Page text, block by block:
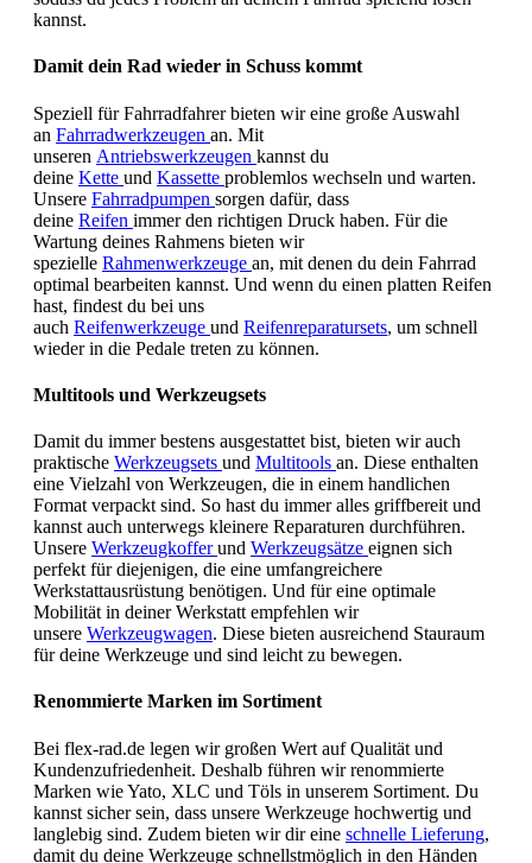
kannst.
Damit dein Rad wieder in Schuss kommt
Speziell für Fahrradfahrer bieten wir eine große Auswahl
an Fahrradwerkzeugen an. Mit
unseren Antriebswerkzeugen kannst du
deine Kette und Kassette problemlos wechseln und warten.
Unsere Fahrradpumpen sorgen dafür, dass
deine Reifen immer den richtigen Druck haben. Für die
Wartung deines Rahmens bieten wir
spezielle Rahmenwerkzeuge an, mit denen du dein Fahrrad
optimal bearbeiten kannst. Und wenn du einen platten Reifen
hast, findest du bei uns
auch Reifenwerkzeuge und Reifenreparatursets, um schnell
wieder in die Pedale treten zu können.
Multitools und Werkzeugsets
Damit du immer bestens ausgestattet bist, bieten wir auch
praktische Werkzeugsets und Multitools an. Diese enthalten
eine Vielzahl von Werkzeugen, die in einem handlichen
Format verpackt sind. So hast du immer alles griffbereit und
kannst auch unterwegs kleinere Reparaturen durchführen.
Unsere Werkzeugkofferund Werkzeugsätze eignen sich
perfekt für diejenigen, die eine umfangreichere
Werkstattausrüstung benötigen. Und für eine optimale
Mobilität in deiner Werkstatt empfehlen wir
unsere Werkzeugwagen. Diese bieten ausreichend Stauraum
für deine Werkzeuge und sind leicht zu bewegen.
Renommierte Marken im Sortiment
Bei flex-rad.de legen wir großen Wert auf Qualität und
Kundenzufriedenheit. Deshalb führen wir renommierte
Marken wie Yato, XLC und Töls in unserem Sortiment. Du
kannst sicher sein, dass unsere Werkzeuge hochwertig und
langlebig sind. Zudem bieten wir dir eine schnelle Lieferung,
damit du deine Werkzeuge schnellstmöglich in den Händen